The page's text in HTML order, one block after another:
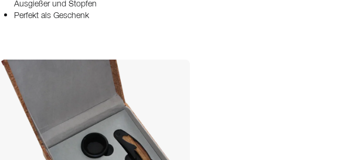
Ausgießer und Stopfen
Perfekt als Geschenk